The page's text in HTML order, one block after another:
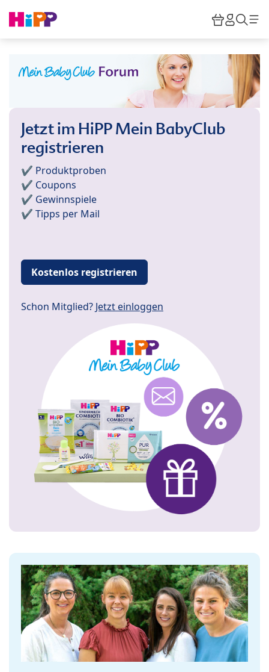
HiPP
Jetzt im HiPP Mein BabyClub
registrieren
✔️ Produktproben
✔️ Coupons
✔️ Gewinnspiele
✔️ Tipps per Mail
Kostenlos registrieren
Schon Mitglied? Jetzt einloggen